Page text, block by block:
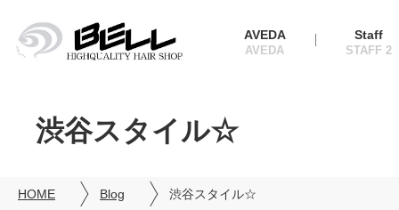
AVEDA Staff
渋谷スタイル☆
HOME Blog 渋谷スタイル☆